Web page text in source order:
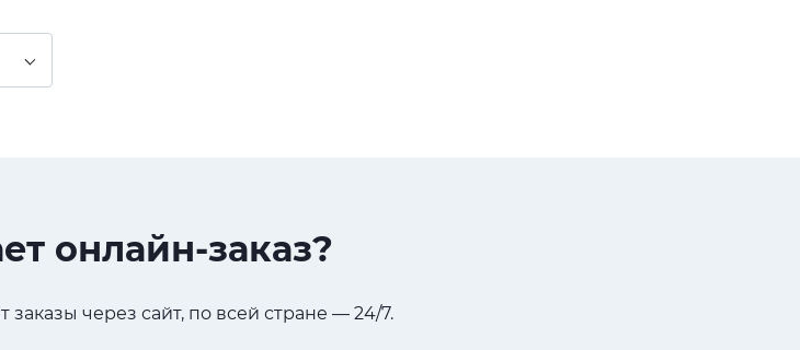
онлайн-заказ?
через сайт, по всей стране — 24/7.